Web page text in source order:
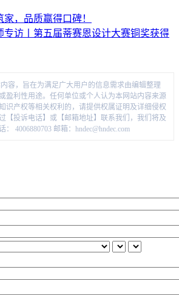
家，品质赢得口碑！
专访丨第五届蒂赛恩设计大赛铜奖获得
容，旨在为满足广大用户的信息需求由编辑整理
盈利性用途。任何单位或个人认为本网站内容来源
识产权等相关权利的，请提供权属证明及详细侵权
【投诉电话】或【邮箱地址】联系我们，我们将及
4006880703 邮箱：hndec@hndec.com